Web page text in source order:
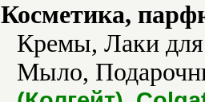
Косметика,
Кремы, Лаки
Мыло,